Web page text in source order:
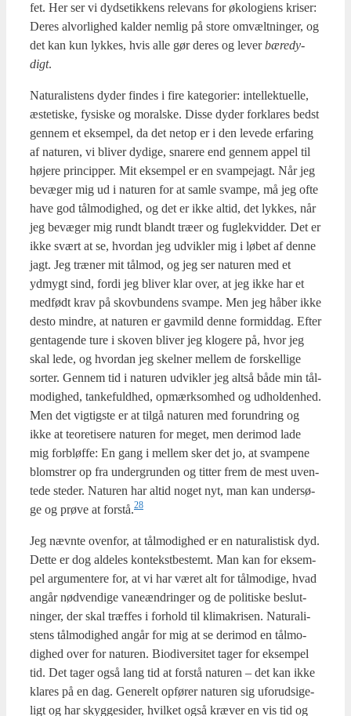
fet. Her ser vi dyd­se­tik­kens rele­vans for øko­lo­gi­ens kri­ser:
Deres alvor­lig­hed kal­der nem­lig på sto­re omvælt­nin­ger, og
det kan kun lyk­kes, hvis alle gør deres og leverbære­dy­
digt.
Natu­ra­li­stens dyder fin­des i fire kate­go­ri­er: intel­lek­tu­el­le,
æste­ti­ske, fysi­ske og moral­ske. Dis­se dyder for­kla­res bedst
gen­nem et eksem­pel, da det net­op er i den leve­de erfa­ring
af natu­ren, vi bli­ver dydi­ge, sna­re­re end gen­nem appel til
høje­re prin­cip­per. Mit eksem­pel er en svam­pej­agt. Når jeg
bevæ­ger mig ud i natu­ren for at sam­le svam­pe, må jeg ofte
have god tål­mo­dig­hed, og det er ikke altid, det lyk­kes, når
jeg bevæ­ger mig rundt blandt træ­er og fug­le­kvid­der. Det er
ikke svært at se, hvor­dan jeg udvik­ler mig i løbet af den­ne
jagt. Jeg træ­ner mit tål­mod, og jeg ser natu­ren med et
ydmygt sind, for­di jeg bli­ver klar over, at jeg ikke har et
med­født krav på sko­v­bun­dens svam­pe. Men jeg håber ikke
desto min­dre, at natu­ren er gav­mild den­ne for­mid­dag. Efter
gen­ta­gen­de ture i sko­ven bli­ver jeg klo­ge­re på, hvor jeg
skal lede, og hvor­dan jeg skel­ner mel­lem de for­skel­li­ge
sor­ter. Gen­nem tid i natu­ren udvik­ler jeg alt­så både min tål­
mo­dig­hed, tan­ke­fuld­hed, opmærk­som­hed og udhol­den­hed.
Men det vig­tig­ste er at til­gå natu­ren med forun­dring og
ikke at teo­re­ti­se­re natu­ren for meget, men der­i­mod lade
mig for­bløf­fe: En gang i mel­lem sker det jo, at svam­pe­ne
blom­strer op fra under­grun­den og tit­ter frem de mest uven­
te­de ste­der. Natu­ren har altid noget nyt, man kan under­sø­
ge og prø­ve at forstå.28
Jeg nævn­te oven­for, at tål­mo­dig­hed er en natu­ra­li­stisk dyd.
Det­te er dog alde­les kon­tekst­be­stemt. Man kan for eksem­
pel argu­men­te­re for, at vi har været alt for tål­mo­di­ge, hvad
angår nød­ven­di­ge vane­æn­drin­ger og de poli­ti­ske beslut­
nin­ger, der skal træf­fes i for­hold til kli­ma­kri­sen. Natu­ra­li­
stens tål­mo­dig­hed angår for mig at se der­i­mod en tål­mo­
dig­hed over for natu­ren. Bio­di­ver­si­tet tager for eksem­pel
tid. Det tager også lang tid at for­stå natu­ren – det kan ikke
kla­res på en dag. Gene­relt opfø­rer natu­ren sig ufor­ud­si­ge­
ligt og har skyg­ge­si­der, hvil­ket også kræ­ver en vis tid og